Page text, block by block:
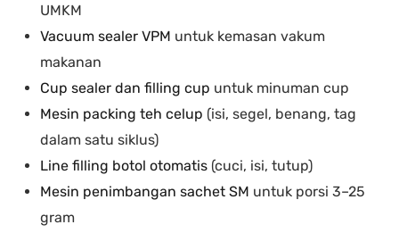
UMKM
Vacuum sealer VPM untuk kemasan vakum
makanan
Cup sealer dan filling cup untuk minuman cup
Mesin packing teh celup (isi, segel, benang, tag
dalam satu siklus)
Line filling botol otomatis (cuci, isi, tutup)
Mesin penimbangan sachet SM untuk porsi 3–25
gram